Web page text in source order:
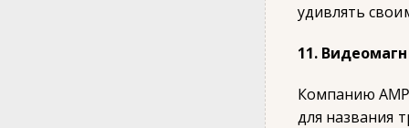
удивлять
11.
Компанию
для названия